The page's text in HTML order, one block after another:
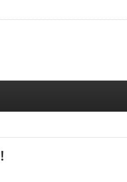
看也很漂亮呢